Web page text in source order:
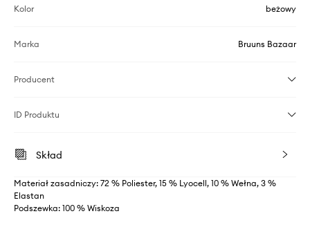
Kolor beżowy
Marka Bruuns Bazaar
Producent
ID Produktu
Skład
Materiał zasadniczy: 72 % Poliester, 15 % Lyocell, 10 % Wełna, 3 %
Elastan
Podszewka: 100 % Wiskoza